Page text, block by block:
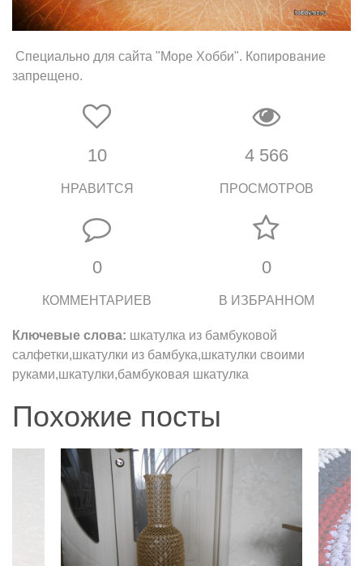
Специально для сайта "Море Хобби". Копирование
запрещено.
10
НРАВИТСЯ
4 566
ПРОСМОТРОВ
0
КОММЕНТАРИЕВ
0
В ИЗБРАННОМ
Ключевые слова: шкатулка из бамбуковой
салфетки,шкатулки из бамбука,шкатулки своими
руками,шкатулки,бамбуковая шкатулка
Похожие посты